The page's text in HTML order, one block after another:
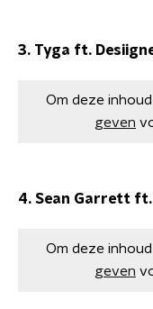
3. Tyga ft.
Om deze
geven
4. Sean Garrett ft.
Om deze
geven